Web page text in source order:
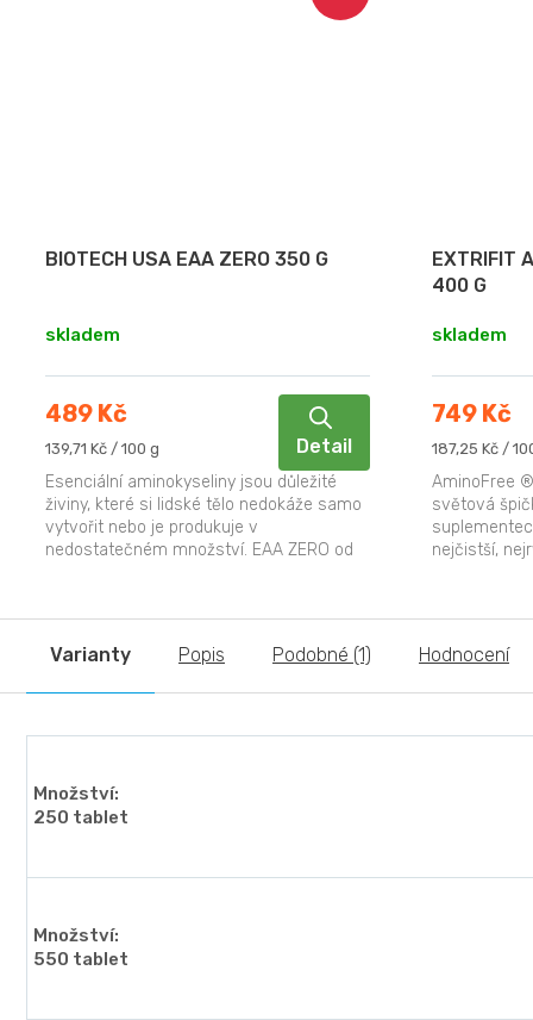
BIOTECH USA EAA ZERO 350 G
skladem
489 Kč
Měrná
139,71 Kč / 100 g Detail
Esenciální aminokyseliny jsou důležité
živiny, které si lidské tělo nedokáže samo
vytvořit nebo je produkuje v
nedostatečném množství. EAA ZERO od
EXTRIFIT
400 G
skladem
749 Kč
Měrná
187,25 Kč /
AminoFree
světová
nejčistší,
Varianty Popis Podobné (1) Hodnocení
Množství:
250 tablet
Množství:
550 tablet